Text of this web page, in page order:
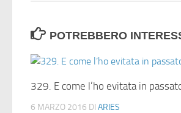
POTREBBERO
329. E come l’ho evitata in
6 MARZO 2016 DI ARIES